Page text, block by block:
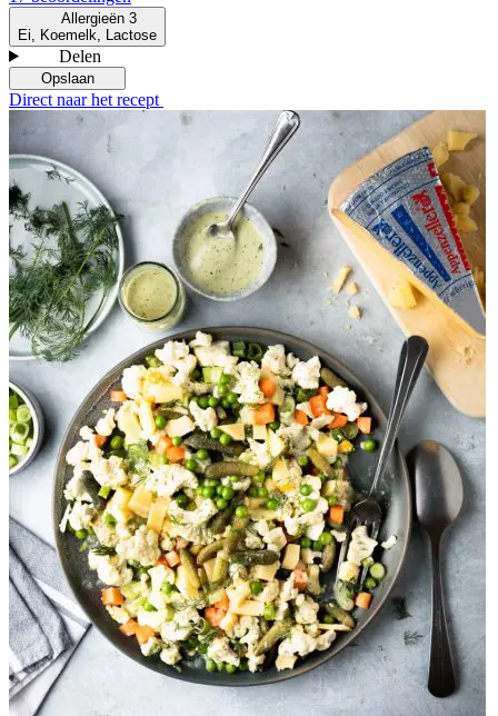
Allergieën 3
Ei, Koemelk, Lactose
Delen
Opslaan
Direct naar het recept